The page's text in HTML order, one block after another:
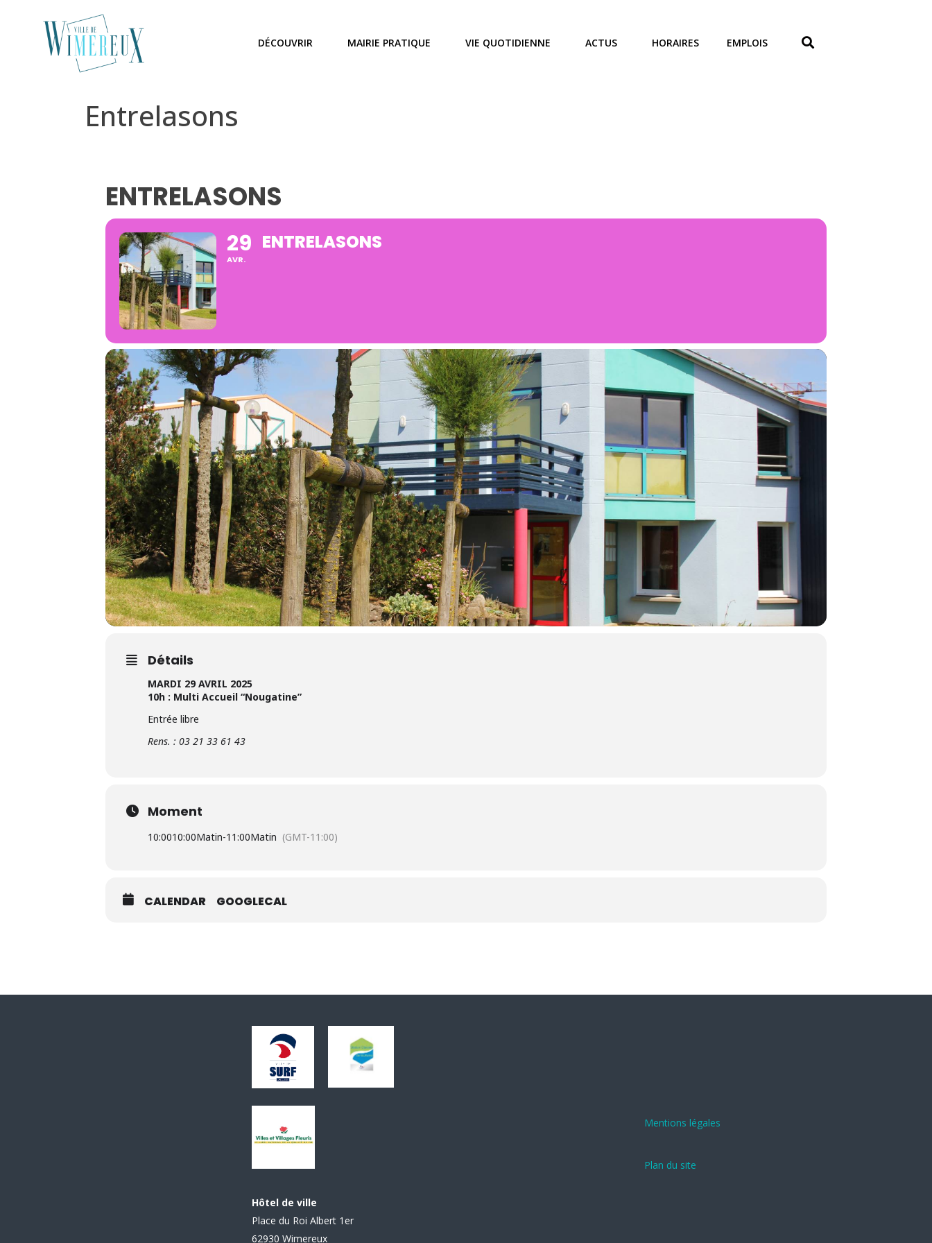
DÉCOUVRIR MAIRIE PRATIQUE VIE QUOTIDIENNE ACTUS HORAIRES EMPLOIS
Entrelasons
ENTRELASONS
29
AVR.
ENTRELASONS
Détails
MARDI 29 AVRIL 2025
10h : Multi Accueil “Nougatine”
Entrée libre
Rens. : 03 21 33 61 43
Moment
10:0010:00Matin-11:00Matin (GMT-11:00)
CALENDAR GOOGLECAL
Hôtel de ville
Place du Roi Albert 1er
62930 Wimereux
Mentions légales
Plan du site